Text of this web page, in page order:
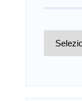
Archivio